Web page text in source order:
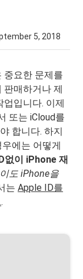
5, 2018
중요한 문제를
판매하거나 제
입니다. 이제
또는 iCloud를
합니다. 하지
에는 어떻게
없이 iPhone 재
도 iPhone을
는Apple ID를
.